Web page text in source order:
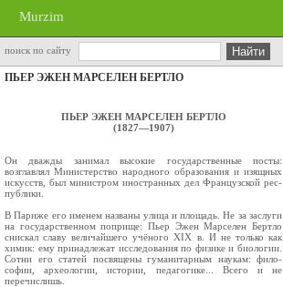
Murzim
поиск по сайту
ПЬЕР ЭЖЕН МАРСЕЛЕН БЕРТЛО
ПЬЕР ЭЖЕН МАРСЕЛЕН БЕРТЛО
(1827—1907)
Он дважды занимал высокие госу­дарственные посты:
возглавлял Ми­нистерство народного образования и изящных
искусств, был министром иностранных дел Французской рес­
публики.
В Париже его именем названы улица и площадь. Не за заслуги
на государственном поприще: Пьер Эжен Марселен Бертло
снискал сла­ву величайшего учёного XIX в. И не только как
химик: ему принад­лежат исследования по физике и биологии.
Сотни его статей посвя­щены гуманитарным наукам: фило­
софии, археологии, истории, педа­гогике... Всего и не
перечислишь.